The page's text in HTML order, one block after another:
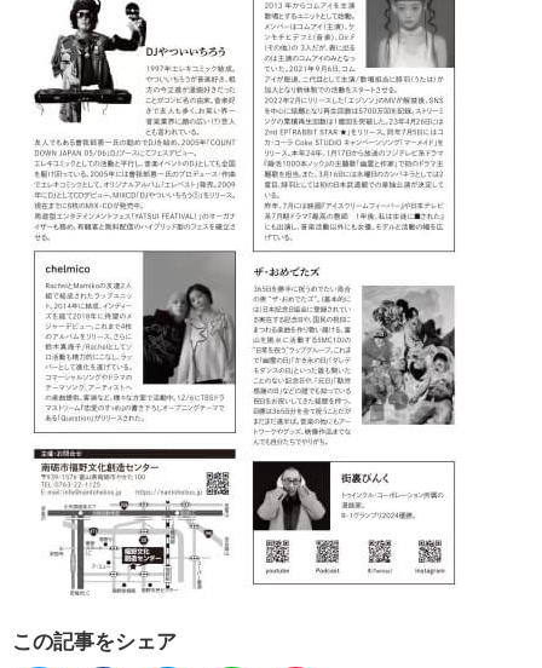
この記事をシェア